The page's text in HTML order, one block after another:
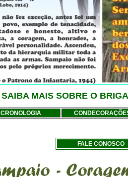
SAIBA MAIS SOBRE O
CRONOLOGIA
FALE CONOSCO